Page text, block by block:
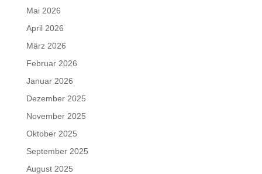
Mai 2026
April 2026
März 2026
Februar 2026
Januar 2026
Dezember 2025
November 2025
Oktober 2025
September 2025
August 2025